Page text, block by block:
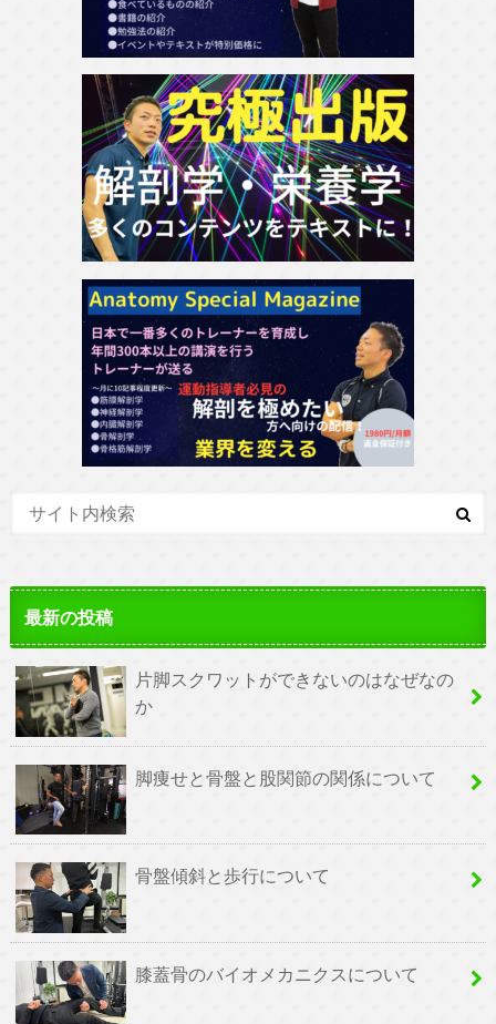
最新の投稿
片脚スクワットができないのはなぜなの
か
脚痩せと骨盤と股関節の関係について
骨盤傾斜と歩行について
膝蓋骨のバイオメカニクスについて